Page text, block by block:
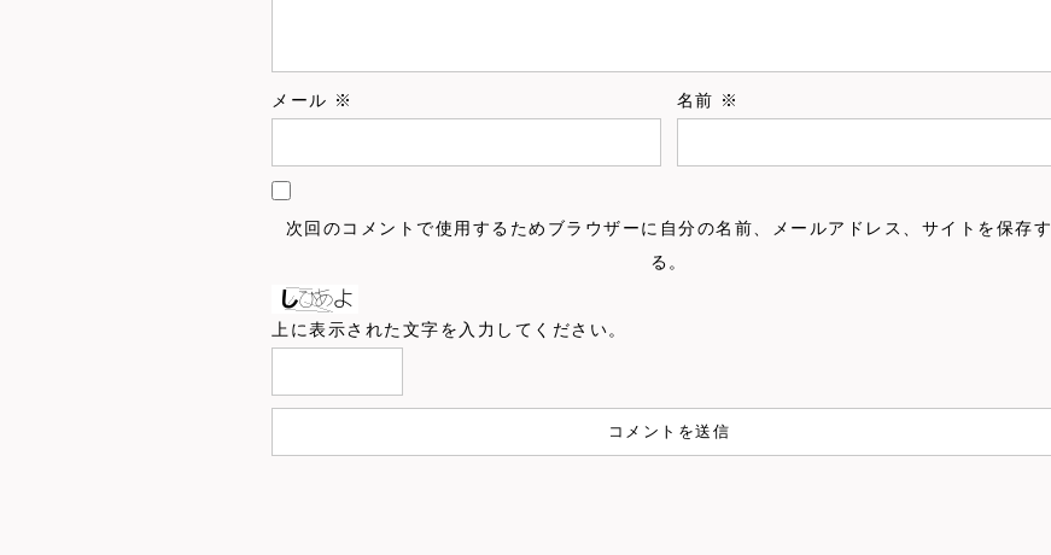
名前 ※
メール ※
次回のコメントで使用するためブラウザーに自分の名前、メールアドレス、サイトを保存す
る。
上に表示された文字を入力してください。